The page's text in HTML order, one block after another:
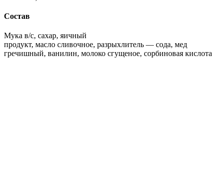
Состав
Мука в/с, сахар, яичный
продукт, масло сливочное, разрыхлитель — сода, мед
гречишный, ванилин, молоко сгущеное, сорбиновая кислота